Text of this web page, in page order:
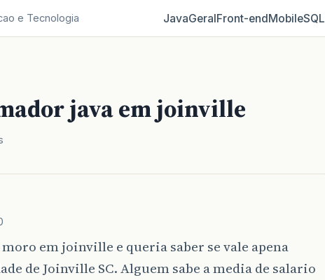
e Tecnologia JavaGeralFront‑endMobileSQL
java em joinville
em joinville e queria saber se vale apena
de Joinville SC. Alguem sabe a media de salario